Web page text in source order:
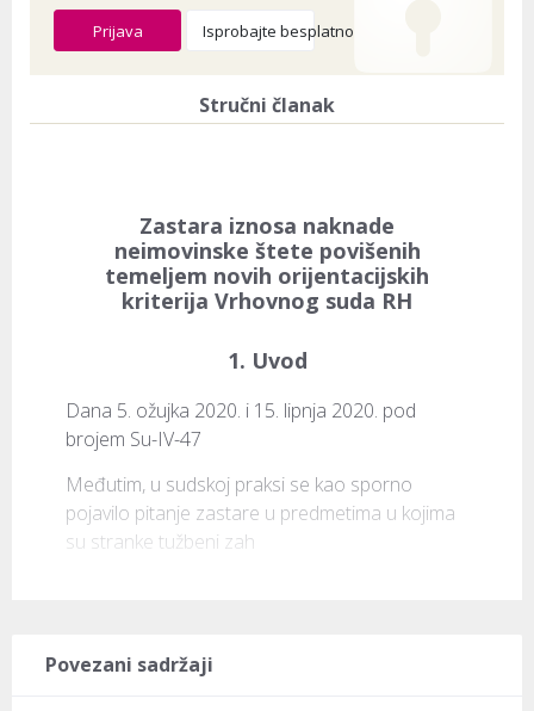
Prijava Isprobajte besplatno
Stručni članak
Zastara iznosa naknade
neimovinske štete povišenih
temeljem novih orijentacijskih
kriterija Vrhovnog suda RH
1. Uvod
Dana 5. ožujka 2020. i 15. lipnja 2020. pod
brojem Su-IV-47
Međutim, u sudskoj praksi se kao sporno
pojavilo pitanje zastare u predmetima u kojima
su stranke tužbeni zah
Povezani sadržaji